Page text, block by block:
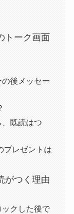
トーク画面
後メッセー
既読はつ
プレゼントは
がつく理由
クした後で